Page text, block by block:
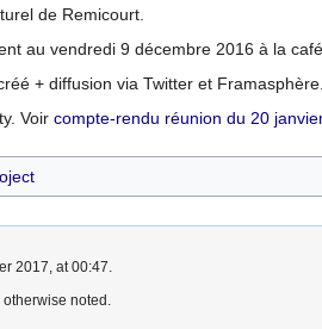
de Remicourt.
au vendredi 9 décembre 2016 à la
+ diffusion via Twitter et Framasphère.
Voir compte-rendu réunion du 20
2017, at 00:47.
otherwise noted.